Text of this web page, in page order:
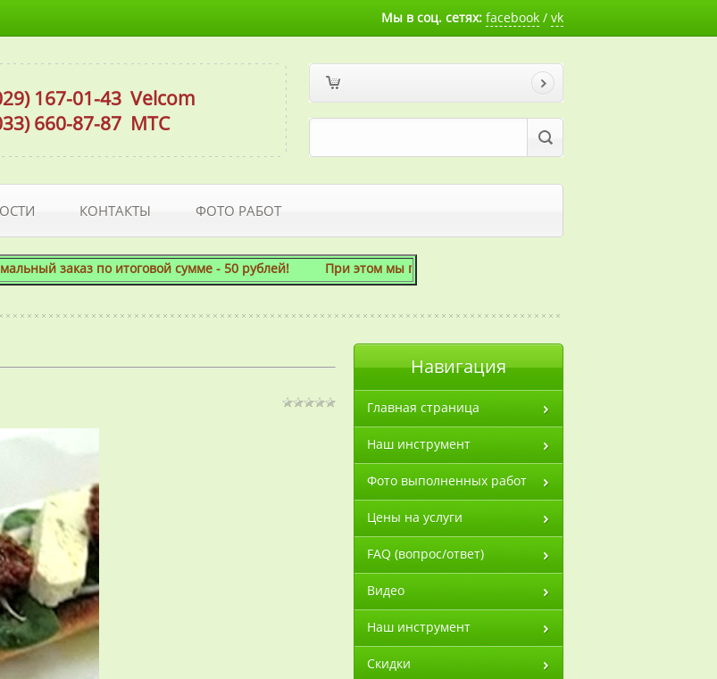
Мы в соц. сетях: facebook / vk
167-01-43 Velcom
660-87-87 МТС
КОНТАКТЫ ФОТО РАБОТ
заказ по итоговой сумме - 50 рублей! При этом мы готовы скосить даже 1 сотку!
Навигация
Главная страница
Наш инструмент
Фото выполненных работ
Цены на услуги
FAQ (вопрос/ответ)
Видео
Наш инструмент
Скидки